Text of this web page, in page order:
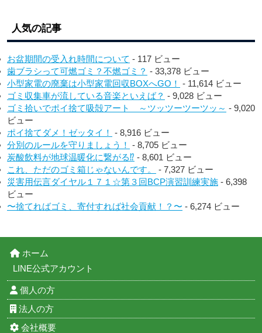
人気の記事
お盆期間の受入れ時間について - 117 ビュー
歯ブラシって可燃ゴミ？不燃ゴミ？ - 33,378 ビュー
小型家電の廃棄は小型家電回収BOXへGO！ - 11,614 ビュー
ゴミ収集車が流している音楽といえば？ - 9,028 ビュー
ゴミ拾いでポイ捨て吸殻アート ～ツッツーツーツッ～ - 9,020
ビュー
ポイ捨てダメ！ゼッタイ！ - 8,916 ビュー
分別のルールを守りましょう！ - 8,705 ビュー
炭酸飲料が地球温暖化に繋がる⁉︎ - 8,601 ビュー
これ、ただのゴミ箱じゃないんです。
- 7,327 ビュー
災害用伝言ダイヤル１７１☆第３回BCP演習訓練実施 - 6,398
ビュー
〜捨てればゴミ、寄付すれば社会貢献！？〜 - 6,274 ビュー
ホーム
LINE公式アカウント
個人の方
法人の方
会社概要